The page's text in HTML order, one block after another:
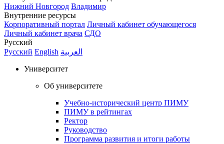
Нижний Новгород Владимир
Внутренние ресурсы
Корпоративный портал Личный кабинет обучающегося
Личный кабинет врача СДО
Русский
Русский English العربية
Университет
Об университете
Учебно-исторический центр ПИМУ
ПИМУ в рейтингах
Ректор
Руководство
Программа развития и итоги работы